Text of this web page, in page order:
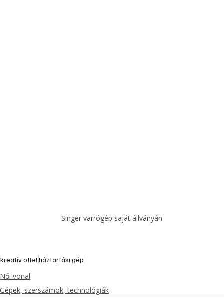
Singer varrógép saját állványán
kreatív ötletháztartási gép
Női vonal
Gépek, szerszámok, technológiák